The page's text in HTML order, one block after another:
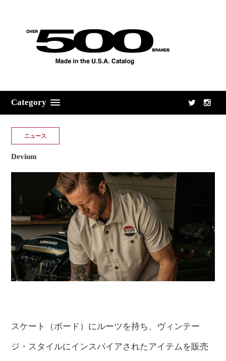
Category
ニュース
Devium
スケート（ボード）にルーツを持ち、ヴィンテー
ジ・スタイルにインスパイアされたアイテムを販売